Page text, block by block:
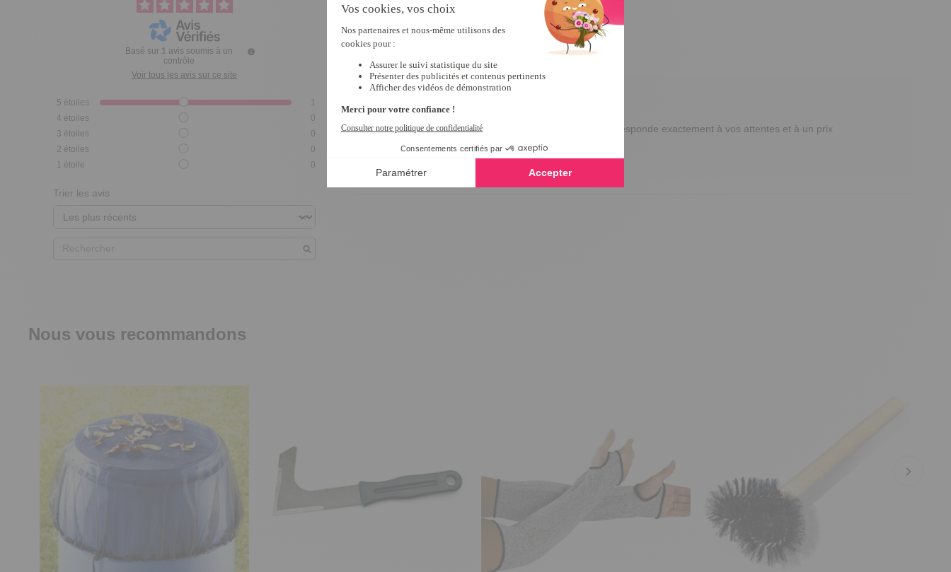
Basé sur 1 avis soumis à un
contrôle
Voir tous les avis sur ce site
5 étoiles
1
4 étoiles
0
3 étoiles
0
2 étoiles
0
1 étoile 0
Trier les avis
exactement ce  que je cherchais à un prix raisonnable
Avis du24/09/2024 , suite à une expérience du 05/09/2024 parJ.M.
Réponse detempsl.fr
Bonjour JEAN-LOUIS,
Merci pour votre commentaire !
Nous sommes ravis que la "Grille de protection" corresponde exactement à vos attentes et à un prix
Excellente journée.
Nous vous recommandons